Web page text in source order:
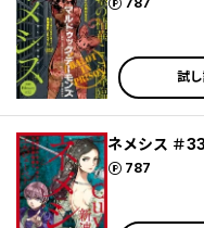
試
ネメシス ＃
787
ポイント